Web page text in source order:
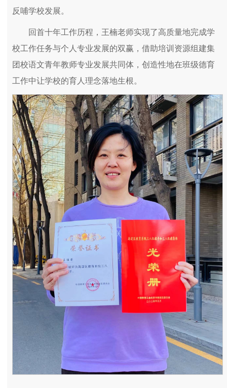
反哺学校发展。
回首十年工作历程，王楠老师实现了高质量地完成学
校工作任务与个人专业发展的双赢，借助培训资源组建集
团校语文青年教师专业发展共同体，创造性地在班级德育
工作中让学校的育人理念落地生根。